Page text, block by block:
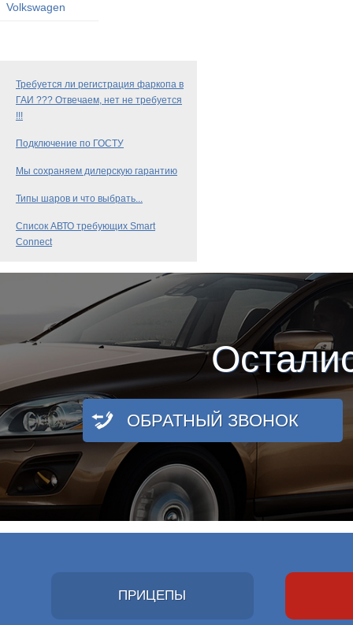
Volkswagen
Требуется ли регистрация фаркопа в
ГАИ ??? Отвечаем, нет не требуется
!!!
Подключение по ГОСТУ
Мы сохраняем дилерскую гарантию
Типы шаров и что выбрать...
Список АВТО требующих Smart
Connect
ОБРАТНЫЙ ЗВОНОК
ПРИЦЕПЫ